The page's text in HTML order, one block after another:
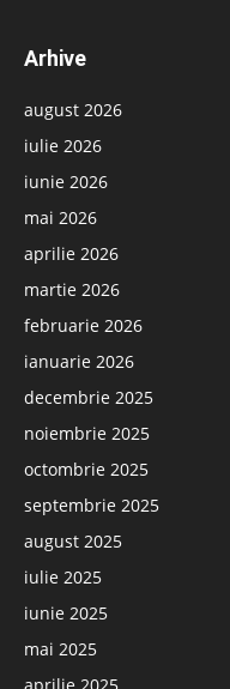
Arhive
august 2026
iulie 2026
iunie 2026
mai 2026
aprilie 2026
martie 2026
februarie 2026
ianuarie 2026
decembrie 2025
noiembrie 2025
octombrie 2025
septembrie 2025
august 2025
iulie 2025
iunie 2025
mai 2025